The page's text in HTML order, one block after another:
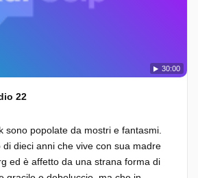
30:00
22
sono popolate da mostri e fantasmi.
dieci anni che vive con sua madre
ed è affetto da una strana forma di